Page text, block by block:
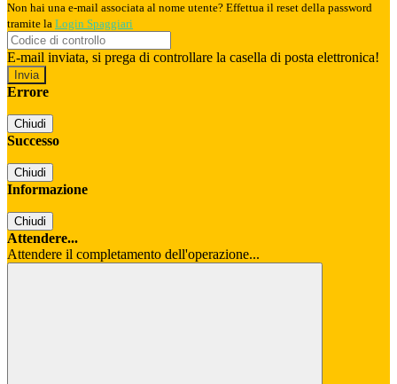
Non hai una e-mail associata al nome utente? Effettua il reset della password
tramite la Login Spaggiari
E-mail inviata, si prega di controllare la casella di posta elettronica!
Errore
Chiudi
Successo
Chiudi
Informazione
Chiudi
Attendere...
Attendere il completamento dell'operazione...